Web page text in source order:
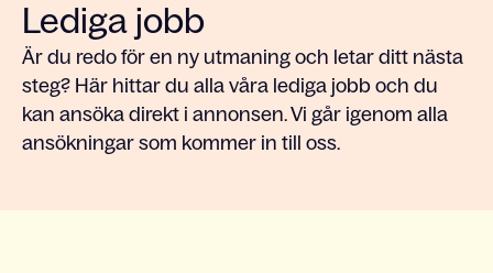
Lediga jobb
Är du redo för en ny utmaning och letar ditt nästa
steg? Här hittar du alla våra lediga jobb och du
kan ansöka direkt i annonsen. Vi går igenom alla
ansökningar som kommer in till oss.